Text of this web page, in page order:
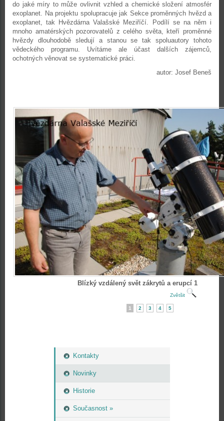
Kontakty
Novinky
Historie
Současnost »
do jaké míry to může ovlivnit vzhled a chemické složení atmosfér
exoplanet. Na projektu spolupracuje jak Sekce proměnných hvězd a
exoplanet, tak Hvězdárna Valašské Meziříčí. Podílí se na něm i
mnoho amatérských pozorovatelů z celého světa, kteří proměnné
hvězdy dlouhodobě sledují a stanou se tak spoluautory tohoto
vědeckého programu. Uvítáme ale účast dalších zájemců,
ochotných věnovat se systematické práci.
autor: Josef Beneš
Blízký vzdálený svět zákrytů a erupcí 1
Zvětšit
1 2 3 4 5